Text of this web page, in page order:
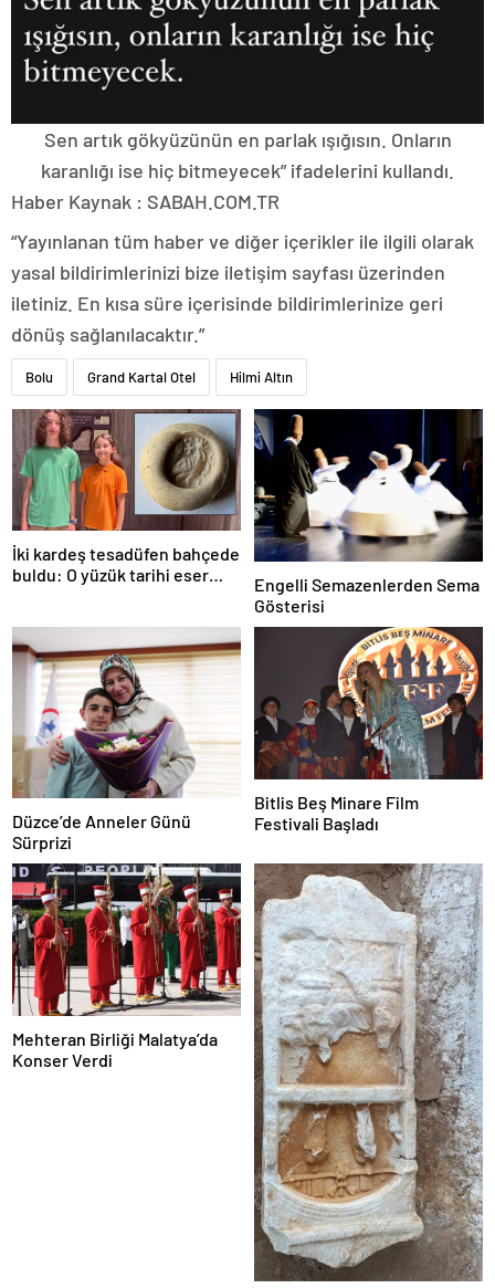
Sen artık gökyüzünün en parlak ışığısın. Onların
karanlığı ise hiç bitmeyecek” ifadelerini kullandı.
Haber Kaynak : SABAH.COM.TR
“Yayınlanan tüm haber ve diğer içerikler ile ilgili olarak
yasal bildirimlerinizi bize iletişim sayfası üzerinden
iletiniz. En kısa süre içerisinde bildirimlerinize geri
dönüş sağlanılacaktır.”
Bolu Grand Kartal Otel Hilmi Altın
İki kardeş tesadüfen bahçede
buldu: O yüzük tarihi eser
Engelli Semazenlerden Sema
Gösterisi
Düzce’de Anneler Günü
Sürprizi
Bitlis Beş Minare Film
Festivali Başladı
Mehteran Birliği Malatya’da
Konser Verdi